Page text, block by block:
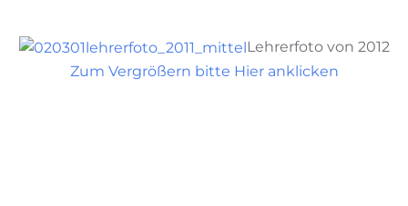
Lehrerfoto von 2012
Zum Vergrößern bitte Hier anklicken